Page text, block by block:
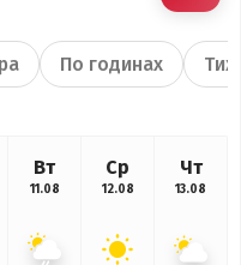
По годинах
Вт
11.08
Ср
12.08
Чт
13.08